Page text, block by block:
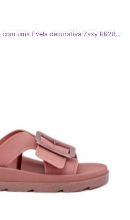
Flipes femininas perfumadas com uma fivela decorativa Zaxy RR285076 bege